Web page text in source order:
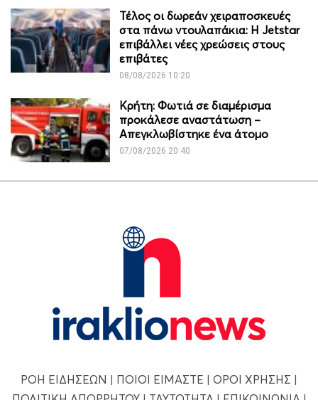
Τέλος οι δωρεάν χειραποσκευές
στα πάνω ντουλαπάκια: Η Jetstar
επιβάλλει νέες χρεώσεις στους
επιβάτες
08/08/2026 10:20
Κρήτη: Φωτιά σε διαμέρισμα
προκάλεσε αναστάτωση –
Απεγκλωβίστηκε ένα άτομο
07/08/2026 20:40
ΡΟΗ ΕΙΔΗΣΕΩΝ | ΠΟΙΟΙ ΕΙΜΑΣΤΕ | ΟΡΟΙ ΧΡΗΣΗΣ |